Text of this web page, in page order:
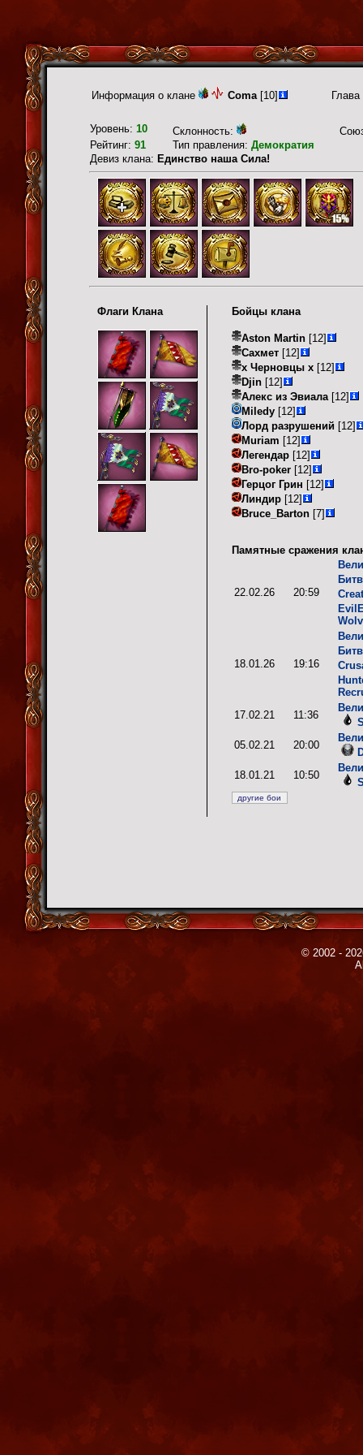
Информация о клане Coma[10]
Уровень: 10 Склонность:
Рейтинг: 91 Тип правления: Демократия
Девиз клана: Единство наша Сила!
Флаги Клана Бойцы клана
Aston Martin [12]
Сахмет [12]
х Черновцы х [12]
Djin [12]
Алекс из Эвиала [12]
Miledy [12]
Лорд разрушений [12]
Muriam [12]
Легендар [12]
Bro-poker [12]
Герцог Грин [12]
Линдир [12]
Bruce_Barton [7]
Памятные сражения
22.02.26 20:59
18.01.26 19:16
17.02.21
11:36
05.02.21
20:00
18.01.21
10:50
© 2002 -